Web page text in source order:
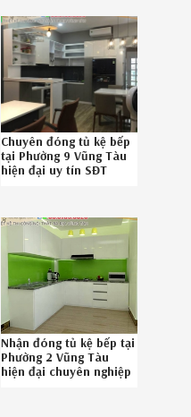
Chuyên đóng tủ kệ bếp
tại Phường 9 Vũng Tàu
hiện đại uy tín SĐT
Nhận đóng tủ kệ bếp tại
Phường 2 Vũng Tàu
hiện đại chuyên nghiệp